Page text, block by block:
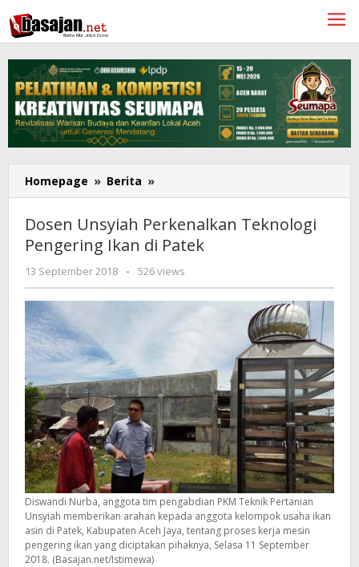
ke
konten
Homepage » Berita »
Unsyiah
Teknologi
Pengering
Ikan
Patek
Dosen Unsyiah Perkenalkan Teknologi
Pengering Ikan di Patek
13 September 2018
oleh
Redaksi
- 526 views
Diswandi Nurba, anggota tim pengabdian PKM Teknik Pertanian
Unsyiah memberikan arahan kepada anggota kelompok usaha ikan
asin di Patek, Kabupaten Aceh Jaya, tentang proses kerja mesin
pengering ikan yang diciptakan pihaknya, Selasa 11 September
2018. (Basajan.net/Istimewa)